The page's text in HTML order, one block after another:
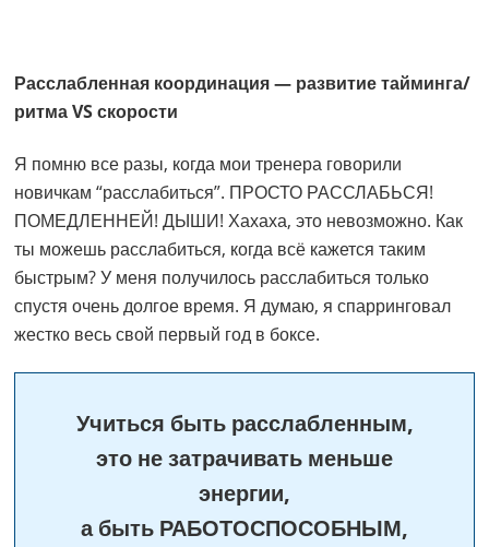
Расслабленная координация — развитие тайминга/
ритма VS скорости
Я помню все разы, когда мои тренера говорили
новичкам “расслабиться”. ПРОСТО РАССЛАБЬСЯ!
ПОМЕДЛЕННЕЙ! ДЫШИ! Хахаха, это невозможно. Как
ты можешь расслабиться, когда всё кажется таким
быстрым? У меня получилось расслабиться только
спустя очень долгое время. Я думаю, я спарринговал
жестко весь свой первый год в боксе.
Учиться быть расслабленным,
это не затрачивать меньше
энергии,
а быть РАБОТОСПОСОБНЫМ,